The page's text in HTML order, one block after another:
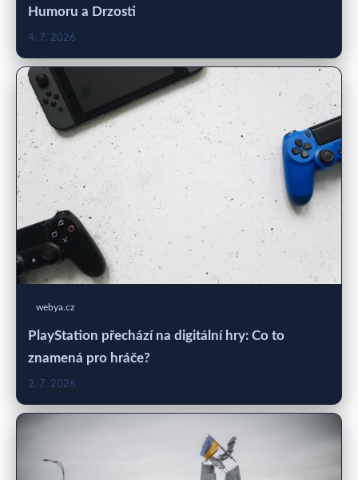
Humoru a Drzosti
4. 7. 2026
webya.cz
PlayStation přechází na digitální hry: Co to
znamená pro hráče?
2. 7. 2026